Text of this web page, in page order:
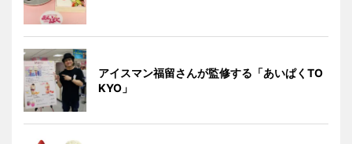
アイスマン福留さんが監修する「あいぱくTO
KYO」